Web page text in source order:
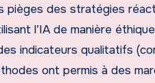
des stratégies
l’IA de manière
indicateurs qualitatifs
ont permis à des